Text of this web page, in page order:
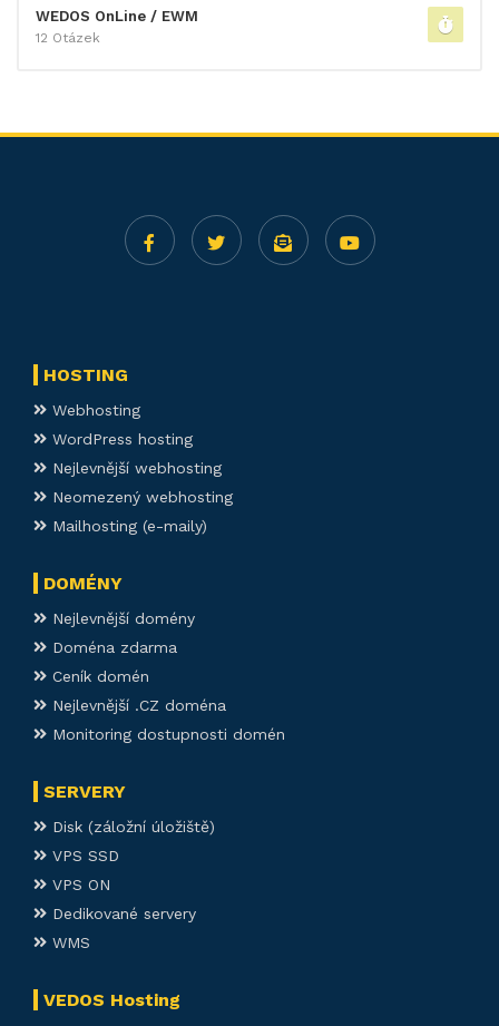
WEDOS OnLine / EWM
12 Otázek
HOSTING
Webhosting
WordPress hosting
Nejlevnější webhosting
Neomezený webhosting
Mailhosting (e-maily)
DOMÉNY
Nejlevnější domény
Doména zdarma
Ceník domén
Nejlevnější .CZ doména
Monitoring dostupnosti domén
SERVERY
Disk (záložní úložiště)
VPS SSD
VPS ON
Dedikované servery
WMS
VEDOS Hosting